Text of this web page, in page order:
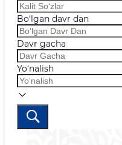
Bo‘lgan davr dan
Davr gacha
Yo‘nalish